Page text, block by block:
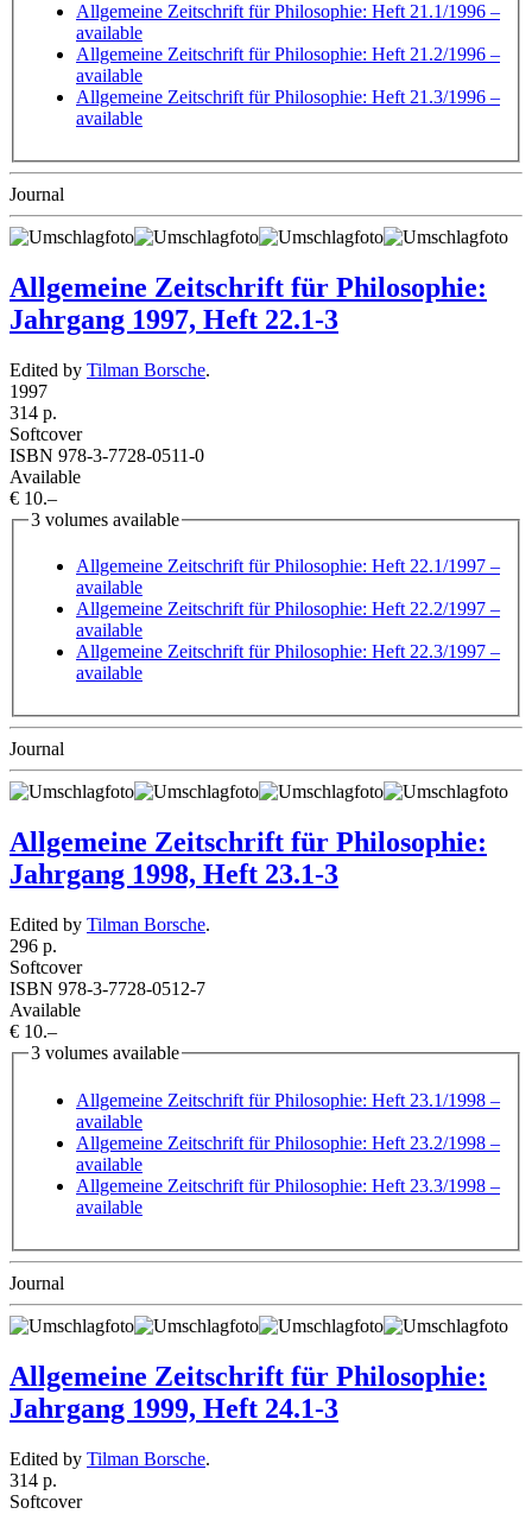
Allgemeine Zeitschrift für Philosophie: Heft 21.1/1996 –
available
Allgemeine Zeitschrift für Philosophie: Heft 21.2/1996 –
available
Allgemeine Zeitschrift für Philosophie: Heft 21.3/1996 –
available
Journal
Allgemeine Zeitschrift für Philosophie:
Jahrgang 1997, Heft 22.1-3
Edited by Tilman Borsche.
1997
314 p.
Softcover
ISBN 978-3-7728-0511-0
Available
€ 10.–
3 volumes available
Allgemeine Zeitschrift für Philosophie: Heft 22.1/1997 –
available
Allgemeine Zeitschrift für Philosophie: Heft 22.2/1997 –
available
Allgemeine Zeitschrift für Philosophie: Heft 22.3/1997 –
available
Journal
Allgemeine Zeitschrift für Philosophie:
Jahrgang 1998, Heft 23.1-3
Edited by Tilman Borsche.
296 p.
Softcover
ISBN 978-3-7728-0512-7
Available
€ 10.–
3 volumes available
Allgemeine Zeitschrift für Philosophie: Heft 23.1/1998 –
available
Allgemeine Zeitschrift für Philosophie: Heft 23.2/1998 –
available
Allgemeine Zeitschrift für Philosophie: Heft 23.3/1998 –
available
Journal
Allgemeine Zeitschrift für Philosophie:
Jahrgang 1999, Heft 24.1-3
Edited by Tilman Borsche.
314 p.
Softcover